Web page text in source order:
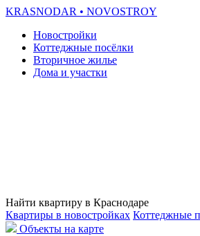
KRASNODAR • NOVOSTROY
Новостройки
Коттеджные посёлки
Вторичное жилье
Дома и участки
Найти квартиру в Краснодаре
Квартиры в новостройках Коттеджные
Объекты на карте